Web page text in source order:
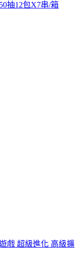
抽12包X7串/箱
戲 超級進化 高級擴